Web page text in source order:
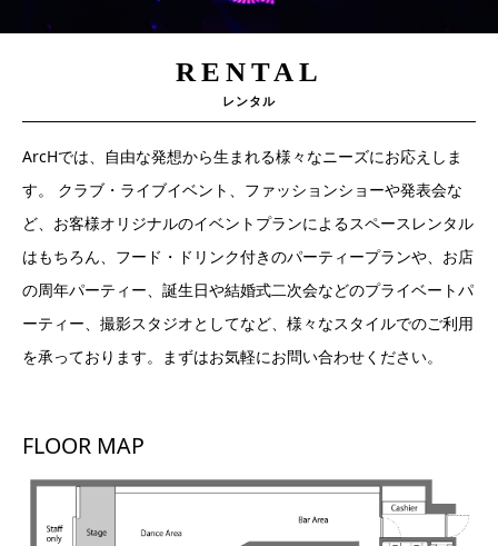
RENTAL
レンタル
ArcHでは、自由な発想から生まれる様々なニーズにお応えしま
す。 クラブ・ライブイベント、ファッションショーや発表会な
ど、お客様オリジナルのイベントプランによるスペースレンタル
はもちろん、フード・ドリンク付きのパーティープランや、お店
の周年パーティー、誕生日や結婚式二次会などのプライベートパ
ーティー、撮影スタジオとしてなど、様々なスタイルでのご利用
を承っております。まずはお気軽にお問い合わせください。
FLOOR MAP